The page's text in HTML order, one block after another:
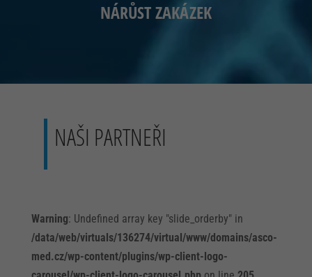
NÁRŮST ZAKÁZEK
NAŠI PARTNEŘI
Warning: Undefined array key "slide_orderby" in
/data/web/virtuals/136274/virtual/www/domains/asco-
med.cz/wp-content/plugins/wp-client-logo-